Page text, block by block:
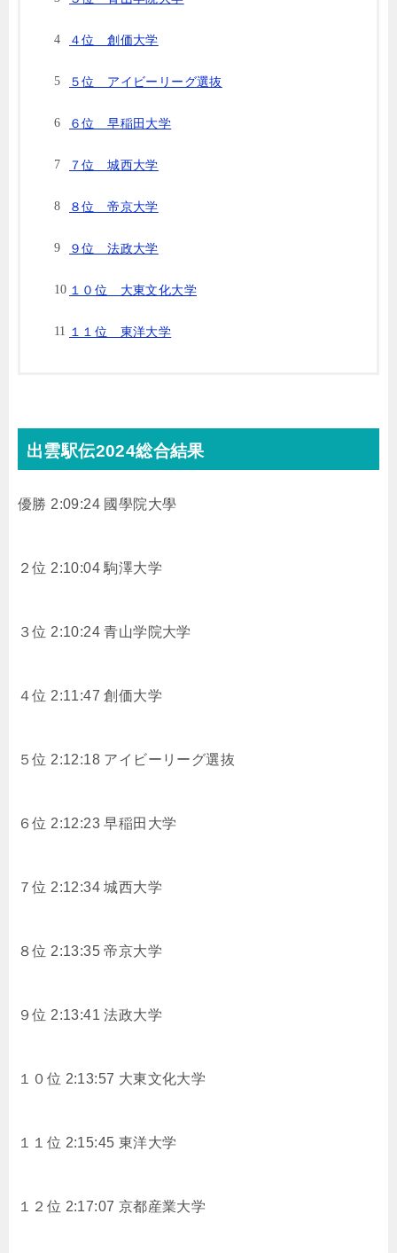
４位 創価大学
５位 アイビーリーグ選抜
６位 早稲田大学
７位 城西大学
８位 帝京大学
９位 法政大学
１０位 大東文化大学
１１位 東洋大学
出雲駅伝2024総合結果
優勝 2:09:24 國學院大學
２位 2:10:04 駒澤大学
３位 2:10:24 青山学院大学
４位 2:11:47 創価大学
５位 2:12:18 アイビーリーグ選抜
６位 2:12:23 早稲田大学
７位 2:12:34 城西大学
８位 2:13:35 帝京大学
９位 2:13:41 法政大学
１０位 2:13:57 大東文化大学
１１位 2:15:45 東洋大学
１２位 2:17:07 京都産業大学